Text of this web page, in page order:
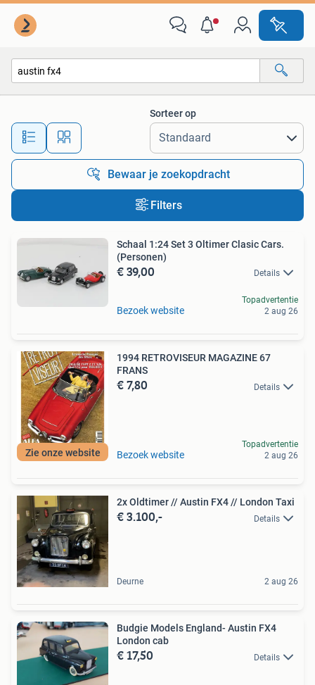
Alle afstanden…
Sorteer op
Bewaar je zoekopdracht
Filters
Schaal 1:24 Set 3 Oltimer Clasic Cars.
(Personen)
€ 39,00 Details
Bezoek website
Topadvertentie
2 aug 26
Zie onze website
1994 RETROVISEUR MAGAZINE 67
FRANS
€ 7,80 Details
Bezoek website
Topadvertentie
2 aug 26
2x Oldtimer // Austin FX4 // London Taxi
€ 3.100,- Details
Deurne 2 aug 26
Budgie Models England- Austin FX4
London cab
€ 17,50 Details